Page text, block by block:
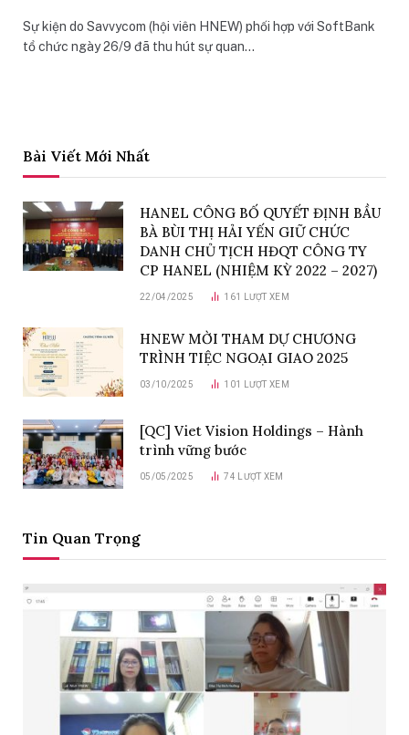
Sự kiện do Savvycom (hội viên HNEW) phối hợp với SoftBank
tổ chức ngày 26/9 đã thu hút sự quan…
Bài Viết Mới Nhất
HANEL CÔNG BỐ QUYẾT ĐỊNH BẦU
BÀ BÙI THỊ HẢI YẾN GIỮ CHỨC
DANH CHỦ TỊCH HĐQT CÔNG TY
CP HANEL (NHIỆM KỲ 2022 – 2027)
22/04/2025 161 LƯỢT XEM
HNEW MỜI THAM DỰ CHƯƠNG
TRÌNH TIỆC NGOẠI GIAO 2025
03/10/2025 101 LƯỢT XEM
[QC] Viet Vision Holdings – Hành
trình vững bước
05/05/2025 74 LƯỢT XEM
Tin Quan Trọng